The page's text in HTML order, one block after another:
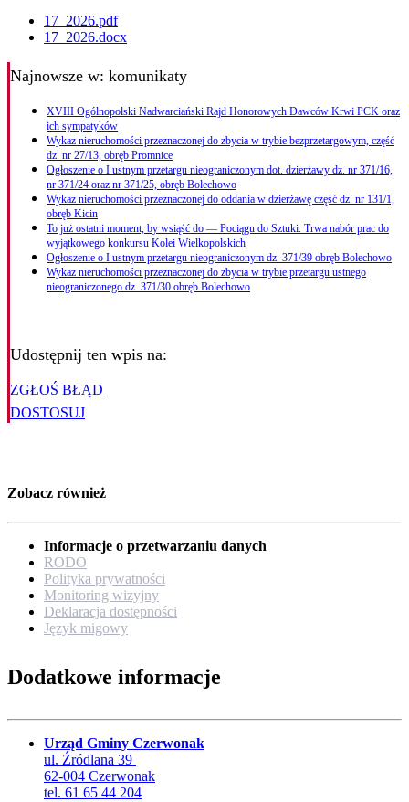
17_2026.pdf
17_2026.docx
Najnowsze w: komunikaty
XVIII Ogólnopolski Nadwarciański Rajd Honorowych Dawców Krwi PCK oraz
ich sympatyków
Wykaz nieruchomości przeznaczonej do zbycia w trybie bezprzetargowym, część
dz. nr 27/13, obręb Promnice
Ogłoszenie o I ustnym przetargu nieograniczonym dot. dzierżawy dz. nr 371/16,
nr 371/24 oraz nr 371/25, obręb Bolechowo
Wykaz nieruchomości przeznaczonej do oddania w dzierżawę część dz. nr 131/1,
obręb Kicin
To już ostatni moment, by wsiąść do — Pociągu do Sztuki. Trwa nabór prac do
wyjątkowego konkursu Kolei Wielkopolskich
Ogłoszenie o I ustnym przetargu nieograniczonym dz. 371/39 obręb Bolechowo
Wykaz nieruchomości przeznaczonej do zbycia w trybie przetargu ustnego
nieograniczonego dz. 371/30 obręb Bolechowo
Udostępnij ten wpis na:
ZGŁOŚ BŁĄD
DOSTOSUJ
Zobacz również
Informacje o przetwarzaniu danych
RODO
Polityka prywatności
Monitoring wizyjny
Deklaracja dostępności
Język migowy
Dodatkowe informacje
Urząd Gminy Czerwonak
ul. Źródlana 39
62-004 Czerwonak
tel. 61 65 44 204